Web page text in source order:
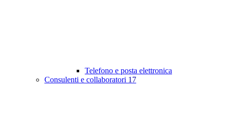
Telefono e posta elettronica
Consulenti e collaboratori 17